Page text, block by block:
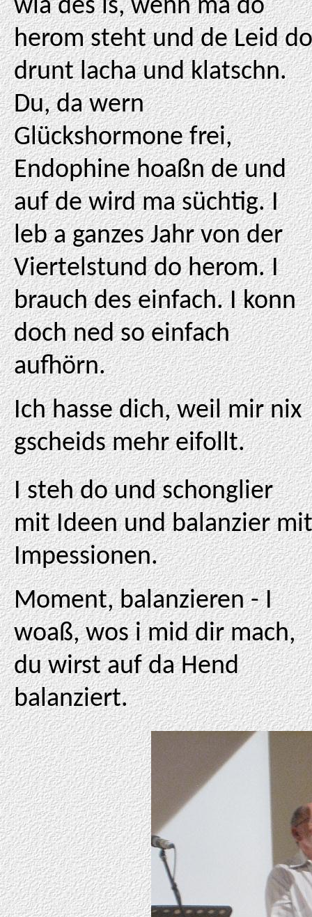
wia des is, wenn ma do
herom steht und de Leid do
drunt lacha und klatschn.
Du, da wern
Glückshormone frei,
Endophine hoaßn de und
auf de wird ma süchtig. I
leb a ganzes Jahr von der
Viertelstund do herom. I
brauch des einfach. I konn
doch ned so einfach
aufhörn.
Ich hasse dich, weil mir nix
gscheids mehr eifollt.
I steh do und schonglier
mit Ideen und balanzier mit
Impessionen.
Moment, balanzieren - I
woaß, wos i mid dir mach,
du wirst auf da Hend
balanziert.